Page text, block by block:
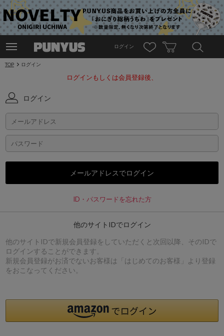
ログイン
TOP ログイン
ログインもしくは会員登録後、
ログイン
ID・パスワードを忘れた方
他のサイトIDでログイン
他のサイトIDで新規会員登録をしていただくと次回以降、そのIDで
ログインすることができます。
新規会員登録がお済でないお客様は「はじめてのお客様」より登録
をおこなってください。